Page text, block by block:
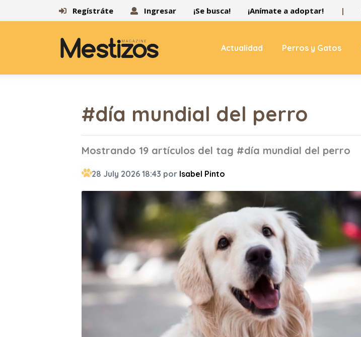
Regístráte Ingresar ¡Se busca! ¡Anímate a adoptar! |
Actualidad Perros y Gatos
#día mundial del perro
Mostrando 19 artículos del tag #día mundial del perro
28 July 2026 18:43 por Isabel Pinto